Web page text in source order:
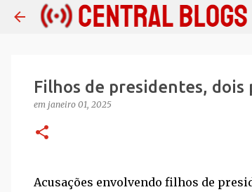
Filhos de presidentes, dois
em janeiro 01, 2025
Acusações envolvendo filhos de